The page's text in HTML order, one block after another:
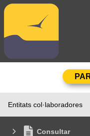
Entitats col·laboradores
Consultar